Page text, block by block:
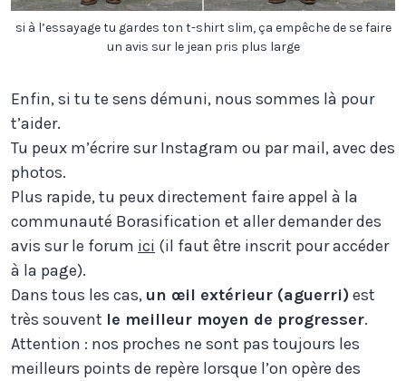
si à l’essayage tu gardes ton t-shirt slim, ça empêche de se faire
un avis sur le jean pris plus large
Enfin, si tu te sens démuni, nous sommes là pour
t’aider.
Tu peux m’écrire sur Instagram ou par mail, avec des
photos.
Plus rapide, tu peux directement faire appel à la
communauté Borasification et aller demander des
avis sur le forum ici (il faut être inscrit pour accéder
à la page).
Dans tous les cas, un œil extérieur (aguerri)est
très souvent le meilleur moyen de progresser.
Attention : nos proches ne sont pas toujours les
meilleurs points de repère lorsque l’on opère des